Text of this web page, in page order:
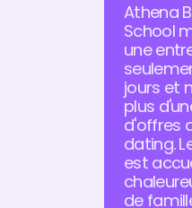
Athena
School
une
jours et
plus
d'offres
dating.
est
de